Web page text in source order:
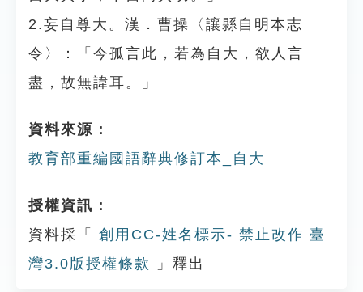
2.妄自尊大。漢．曹操〈讓縣自明本志
令〉：「今孤言此，若為自大，欲人言
盡，故無諱耳。」
資料來源：
教育部重編國語辭典修訂本_自大
授權資訊：
資料採「
創用CC-姓名標示- 禁止改作 臺
灣3.0版授權條款
」釋出